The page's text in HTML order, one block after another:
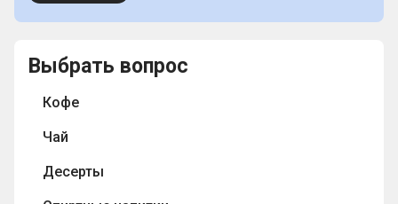
Выбрать вопрос
Кофе
Чай
Десерты